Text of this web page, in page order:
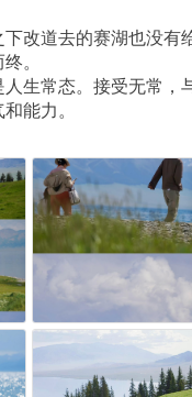
改道去的赛湖也没有
。
生常态。接受无常，
能力。